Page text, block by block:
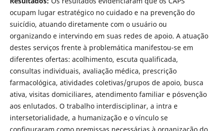
ocupam lugar estratégico no cuidado e na prevenção do
suicídio, atuando diretamente com o usuário ou
organizando e intervindo em suas redes de apoio. A atuação
destes serviços frente à problemática manifestou-se em
diferentes ofertas: acolhimento, escuta qualificada,
consultas individuais, avaliação médica, prescrição
farmacológica, atividades coletivas/grupos de apoio, busca
ativa, visitas domiciliares, atendimento familiar e pósvenção
aos enlutados. O trabalho interdisciplinar, a intra e
intersetorialidade, a humanização e o vínculo se